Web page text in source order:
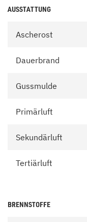
AUSSTATTUNG
Ascherost
Dauerbrand
Gussmulde
Primärluft
Sekundärluft
Tertiärluft
BRENNSTOFFE